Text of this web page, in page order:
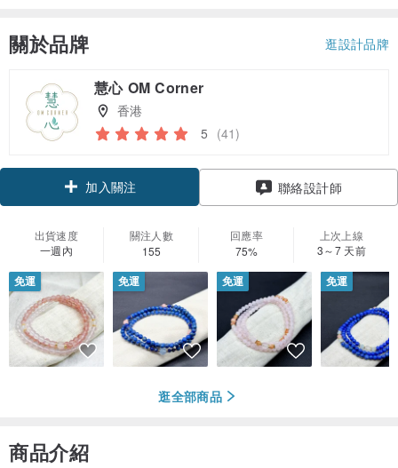
關於品牌 逛設計品牌
慧心 OM Corner
香港
5 (41)
加入關注 聯絡設計師
出貨速度
一週內
關注人數
155
回應率
75%
上次上線
3～7 天前
免運 免運 免運 免運
逛全部商品
商品介紹